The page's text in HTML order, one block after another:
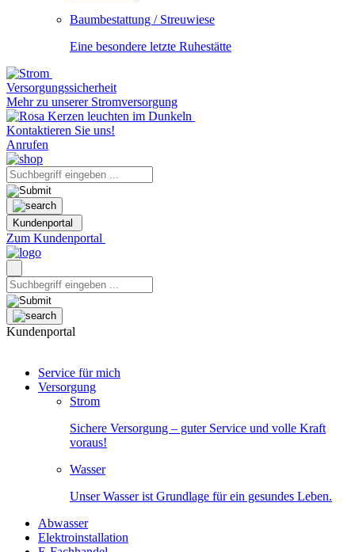
Baumbestattung / Streuwiese
Eine besondere letzte Ruhestätte
Versorgungssicherheit
Mehr zu unserer Stromversorgung
Kontaktieren Sie uns!
Anrufen
Kundenportal
Zum Kundenportal
Kundenportal
Service für mich
Versorgung
Strom
Sichere Versorgung – guter Service und volle Kraft
voraus!
Wasser
Unser Wasser ist Grundlage für ein gesundes Leben.
Abwasser
Elektroinstallation